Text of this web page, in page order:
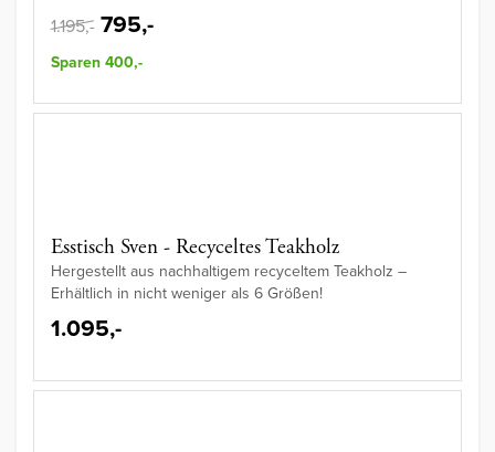
1.195,- 795,-
Sparen 400,-
Esstisch Sven - Recyceltes Teakholz
Hergestellt aus nachhaltigem recyceltem Teakholz –
Erhältlich in nicht weniger als 6 Größen!
1.095,-